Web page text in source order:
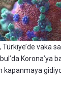
vaka
Korona’ya
kapanmaya